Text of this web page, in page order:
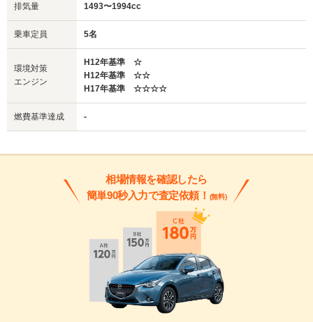
排気量 1493〜1994cc
乗車定員 5名
環境対策
エンジン
H12年基準 ☆
H12年基準 ☆☆
H17年基準 ☆☆☆☆
燃費基準達成 -
相場情報を確認したら
簡単90秒入力で査定依頼！ (無料)